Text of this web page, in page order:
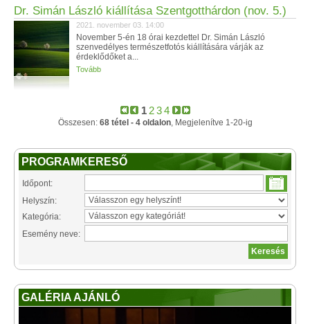
Dr. Simán László kiállítása Szentgotthárdon (nov. 5.)
2021. november 03. 14:00
November 5-én 18 órai kezdettel Dr. Simán László
szenvedélyes természetfotós kiállítására várják az
érdeklődőket a...
Tovább
1 2 3 4
Összesen: 68 tétel - 4 oldalon, Megjelenítve 1-20-ig
PROGRAMKERESŐ
Időpont:
Helyszín:
Kategória:
Esemény neve:
GALÉRIA AJÁNLÓ